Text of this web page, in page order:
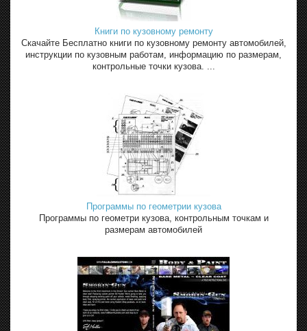
Книги по кузовному ремонту
Скачайте Бесплатно книги по кузовному ремонту автомобилей,
инструкции по кузовным работам, информацию по размерам,
контрольные точки кузова. ...
Программы по геометрии кузова
Программы по геометри кузова, контрольным точкам и
размерам автомобилей